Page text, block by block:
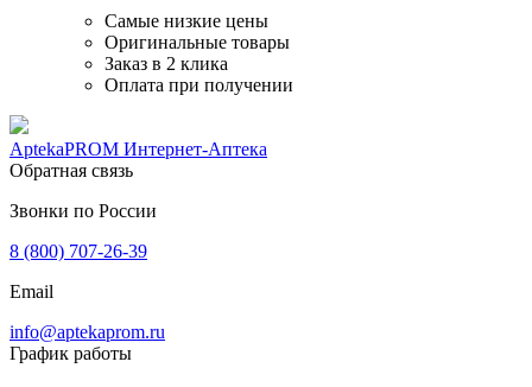
Самые низкие цены
Оригинальные товары
Заказ в 2 клика
Оплата при получении
AptekaPROM Интернет-Аптека
Обратная связь
Звонки по России
8 (800) 707-26-39
Email
info@aptekaprom.ru
График работы